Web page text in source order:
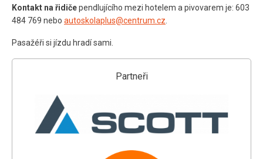
Kontakt na řidičependlujícího mezi hotelem a pivovarem je: 603
484 769 nebo autoskolaplus@centrum.cz
Pasažéři si jízdu hradí sami.
Partneři